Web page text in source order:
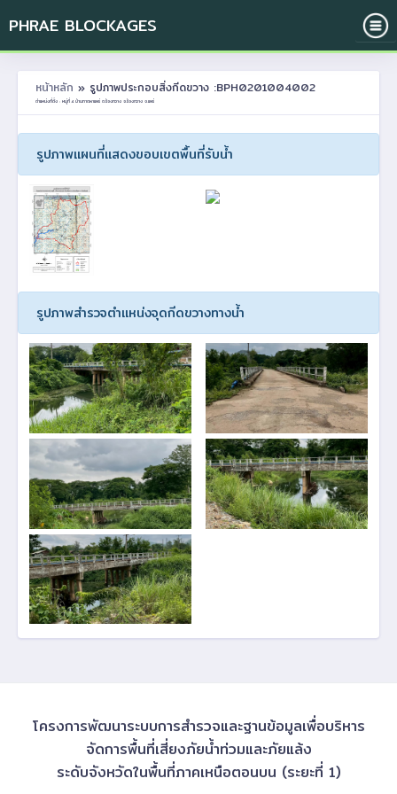
PHRAE BLOCKAGES
หน้าหลัก » รูปภาพประกอบสิ่งกีดขวาง :BPH0201004002
ตำแหน่งที่ตั้ง : หมู่ที่ 4 บ้านกาดผาแพร่ ต.ร้องกวาง อ.ร้องกวาง จ.แพร่
รูปภาพแผนที่แสดงขอบเขตพื้นที่รับน้ำ
รูปภาพสำรวจตำแหน่งจุดกีดขวางทางน้ำ
โครงการพัฒนาระบบการสำรวจและฐานข้อมูลเพื่อบริหาร
จัดการพื้นที่เสี่ยงภัยน้ำท่วมและภัยแล้ง
ระดับจังหวัดในพื้นที่ภาคเหนือตอนบน (ระยะที่ 1)